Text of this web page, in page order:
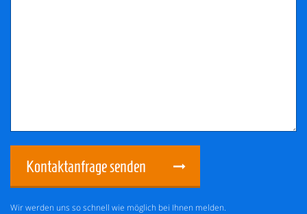
Kontaktanfrage senden
Wir werden uns so schnell wie möglich bei Ihnen melden.